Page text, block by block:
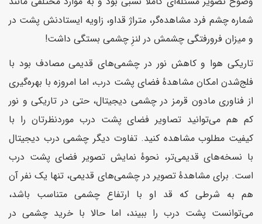
شماره چشم فرد مشاهده‌گر، متراژ قداو، زاویه ایستادنش پشت در
و میزان فرورفتگی چشمش در لنزِ چشمی بستگی داشت!
تاریکی هوا و کاهش نور در چشمی‌های قدیمی مصادف بود با
فلج‌شدن امکان مشاهدهٔ فضای پشت درب، اما امروزه با بهره‌گیری
از فناوری مادون قرمز در چشمی دیجیتال، حتی در تاریکی و نور
کم هم می‌توانید تصاویر فضای پشت درب موردنظرتان را با
کیفیت مطلوب مشاهده کنید. تفاوت دیگر چشمی درب دیجیتال
با نسخه‌های قدیمی‌تر، نحوهٔ نمایش تصویر فضای پشت درب
است. برای مشاهدهٔ تصویر در چشمی‌های قدیمی، تنها یک نفر آن
هم به شرطی که قد او با ارتفاع چشمی متناسب باشد،
می‌توانست پشت درب را ببیند، اما حالا با خرید چشمی در